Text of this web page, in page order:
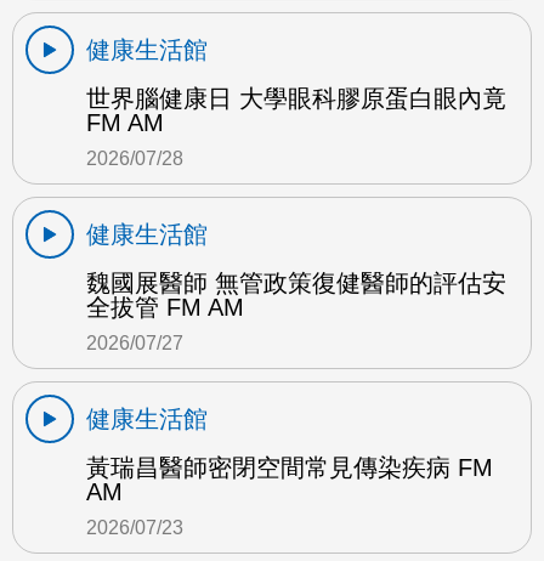
健康生活館
世界腦健康日 大學眼科膠原蛋白眼內竟
FM AM
2026/07/28
健康生活館
魏國展醫師 無管政策復健醫師的評估安
全拔管 FM AM
2026/07/27
健康生活館
黃瑞昌醫師密閉空間常見傳染疾病 FM
AM
2026/07/23